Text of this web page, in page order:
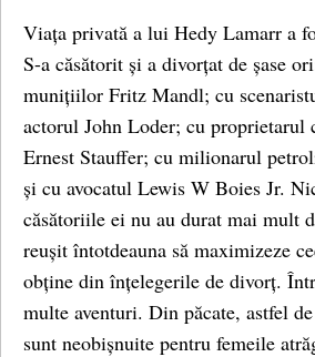
Viața privată a lui Hedy Lamarr a
S-a căsătorit și a divorțat de șase
munițiilor Fritz Mandl; cu
actorul John Loder; cu proprietarul
Ernest Stauffer; cu milionarul
și cu avocatul Lewis W Boies Jr.
căsătoriile ei nu au durat mai mult
reușit întotdeauna să maximizeze
obține din înțelegerile de divorț.
multe aventuri. Din păcate, astfel
sunt neobișnuite pentru femeile